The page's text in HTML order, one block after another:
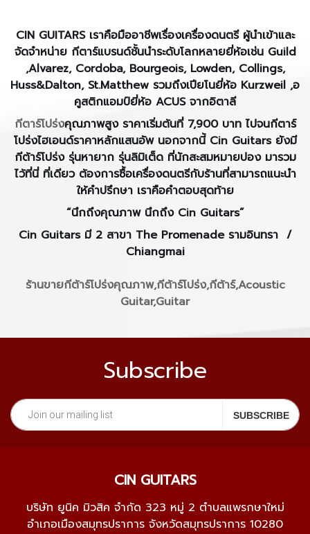
CIN GUITARSเราคือมืออาชีพเรื่องเครื่องดนตรี ผู้นำเข้าและ
จัดจำหน่าย กีตาร์แบรนด์ชั้นนำระดับโลกหลายยี่ห้อเช่น Guild
,Alvarez, Cordoba, Bourgeois, Lowden, Collings,
Huss&Dalton, St.Matthew รวมถึงเปียโนยี่ห้อ Kurzweil ,อ
คูสติกแอมป์ยี่ห้อ ACUS จากอิตาลี
กีตาร์โปร่งคุณภาพสูง ราคาเริ่มต้นที่ 7,900 บาท ไปจนกีตาร์
โปร่งไฮเอนด์ราคาหลักแสนอัพ นอกจากนี้ Cin Guitars ยังมี
กีต้าร์โปร่ง รุ่นหายาก รุ่นลิมิเต็ด ที่นักสะสมหมายปอง มารวม
ไว้ที่นี่ ที่เดียว ต้องการซื้อเครื่องดนตรีกับร้านที่สามารถแนะนำ
ให้คำปรึกษา เราคือคำตอบสุดท้าย
“นึกถึงคุณภาพ นึกถึง Cin Guitars”
Cin Guitars มี 2 สาขา The Promenade รามอินทรา /
Chiangmai
ร้านขายกีต้าร์โปร่งคุณภาพ,กีต้าร์โปร่ง,กีต้าร์,Acoustic
Guitar,Guitar
Subscribe
CIN GUITARS
บริษัท ยูนิค มิวสิค จำกัด 323 หมู่ 2 ตำบลแพรกษาใหม่
อำเภอเมืองสมุทรปราการ จังหวัดสมุทรปราการ 10280